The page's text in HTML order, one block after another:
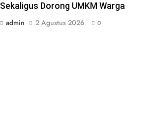
Sekaligus Dorong UMKM Warga
admin
2 Agustus 2026 0